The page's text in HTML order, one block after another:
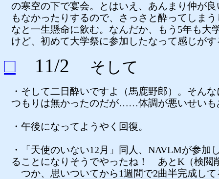
の寒空の下で宴会。とはいえ、あんまり仲が
もなかったりするので、さっさと酔ってしま
なと一生懸命に飲む。なんだか、もう5年も大
けど、初めて大学祭に参加したなって感じがす
□ 11/2 そして
・そして二日酔いですよ（馬鹿野郎）。そん
つもりは無かったのだが……体調が悪いせいも
・午後になってようやく回復。
・「天使のいない12月」同人、NAVLMが参加
ることになりそうでやったね！ あとK（検閲
つか、思いついてから1週間で2曲半完成して